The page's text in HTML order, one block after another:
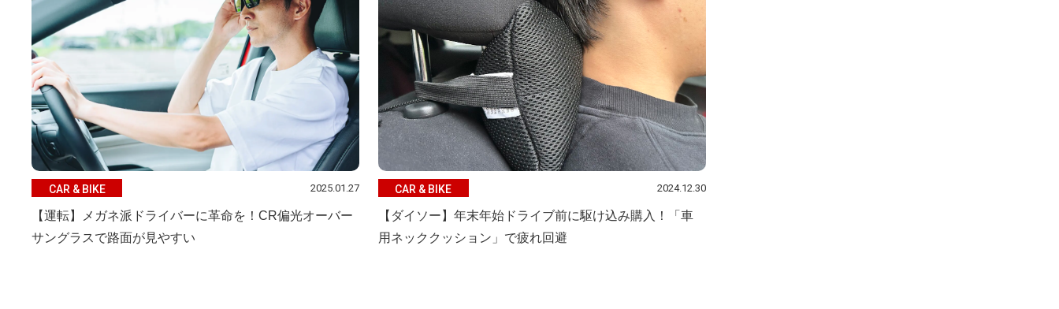
CAR & BIKE 2025.01.27
【運転】メガネ派ドライバーに革命を！CR偏光オーバー
サングラスで路面が見やすい
CAR & BIKE 2024.12.30
【ダイソー】年末年始ドライブ前に駆け込み購入！「車
用ネッククッション」で疲れ回避